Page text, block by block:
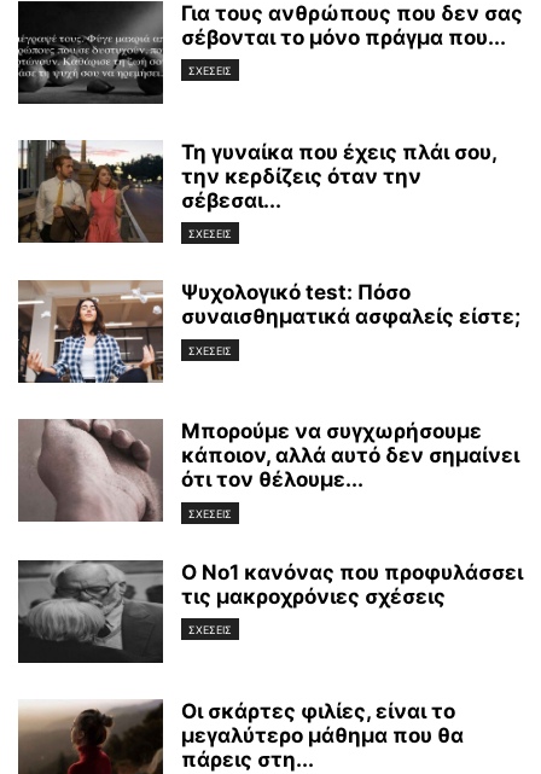
Για τους ανθρώπους που δεν σας
σέβονται το μόνο πράγμα που...
ΣΧΕΣΕΙΣ
Τη γυναίκα που έχεις πλάι σου,
την κερδίζεις όταν την
σέβεσαι...
ΣΧΕΣΕΙΣ
Ψυχολογικό test: Πόσο
συναισθηματικά ασφαλείς είστε;
ΣΧΕΣΕΙΣ
Μπορούμε να συγχωρήσουμε
κάποιον, αλλά αυτό δεν σημαίνει
ότι τον θέλουμε...
ΣΧΕΣΕΙΣ
Ο Νο1 κανόνας που προφυλάσσει
τις μακροχρόνιες σχέσεις
ΣΧΕΣΕΙΣ
Οι σκάρτες φιλίες, είναι το
μεγαλύτερο μάθημα που θα
πάρεις στη...